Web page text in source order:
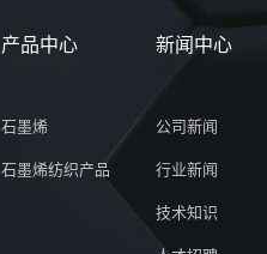
产品中心
石墨烯
石墨烯纺织产品
新闻中心
公司新闻
行业新闻
技术知识